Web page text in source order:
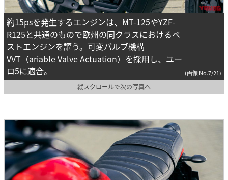
約15psを発生するエンジンは、MT-125やYZF-
R125と共通のもので欧州の同クラスにおけるベ
ストエンジンを謳う。可変バルブ機構
VVT（ariable Valve Actuation）を採用し、ユー
ロ5に適合。
(画像 No.7/21)
縦スクロールで次の写真へ